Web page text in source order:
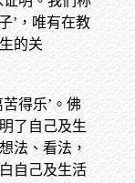
’，唯有在教
的关
得乐’。佛
了自己及生
法、看法，
自己及生活